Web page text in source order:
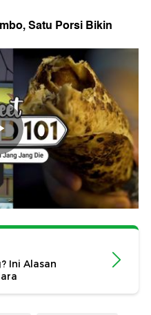
Satu Porsi Bikin
Ini Alasan